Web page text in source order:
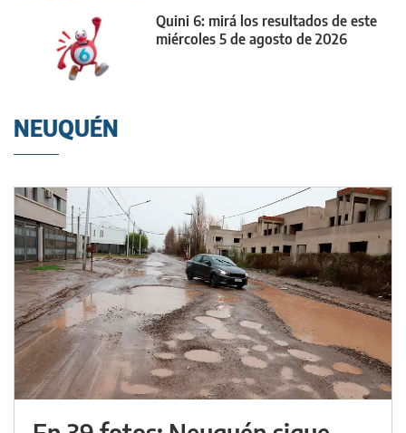
Quini 6: mirá los resultados de este
miércoles 5 de agosto de 2026
NEUQUÉN